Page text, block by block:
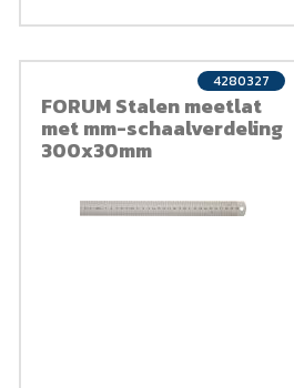
FORUM Stalen meetlat
met mm-schaalverdeling
300x30mm
4280327